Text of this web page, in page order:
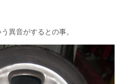
異音がするとの事。